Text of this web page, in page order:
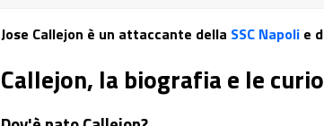
Jose Callejon è un attaccante della SSC Napoli e
Callejon, la biografia e le